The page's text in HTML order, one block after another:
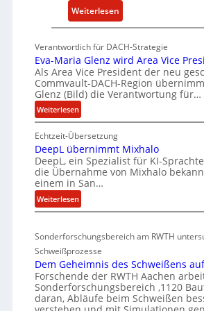
c
k
e
l
n
C
-
V
c
e
r
h
e
Weiterlesen
P
W
-
U
n
e
b
o
n
e
k
l
e
Verantwortlich für DACH-Strategie
Eva-Maria Glenz wird Area Vice
Als Area Vice President der neu
Commvault-DACH-Region
Glenz (Bild) die Verantwortung für…
Weiterlesen:
E
v
a
-
M
a
r
i
G
l
e
n
z
w
Echtzeit-Übersetzung
DeepL übernimmt Mixhalo
DeepL, ein Spezialist für KI-
die Übernahme von Mixhalo
einem in San…
Weiterlesen:
D
e
p
L
ü
b
e
Sonderforschungsbereich am RWTH
Schweißprozesse
Dem Geheimnis des Schweißens
Forschende der RWTH Aachen
Sonderforschungsbereich ‚1120
daran, Abläufe beim Schweißen